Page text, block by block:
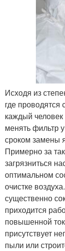
Исходя из
где
каждый
менять фильтр
сроком замены
Примерно за
загрязниться
оптимальном
очистке
существенно
приходится
повышенной
присутствует
пыли или